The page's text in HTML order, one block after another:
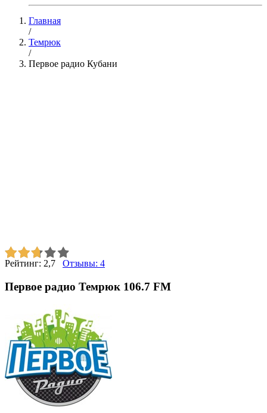
Главная
/
Темрюк
/
Первое радио Кубани
Рейтинг: 2,7 Отзывы: 4
Первое радио Темрюк 106.7 FM